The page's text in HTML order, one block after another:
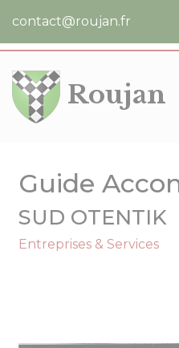
contact@roujan.fr
Roujan
Guide
SUD OTENTIK
Entreprises & Services